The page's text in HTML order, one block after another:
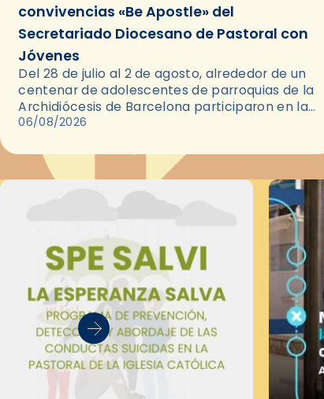
convivencias «Be Apostle» del
Secretariado Diocesano de Pastoral con
Jóvenes
Del 28 de julio al 2 de agosto, alrededor de un
centenar de adolescentes de parroquias de la
Archidiócesis de Barcelona participaron en las
convivencias Be Apostle, organizadas por el
06/08/2026